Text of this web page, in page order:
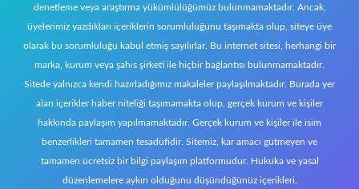
denetleme veya araştırma yükümlülüğümüz bulunmamaktadır. Ancak,
üyelerimiz yazdıkları içeriklerin sorumluluğunu taşımakta olup, siteye üye
olarak bu sorumluluğu kabul etmiş sayılırlar. Bu internet sitesi, herhangi bir
marka, kurum veya şahıs şirketi ile hiçbir bağlantısı bulunmamaktadır.
Sitede yalnızca kendi hazırladığımız makaleler paylaşılmaktadır. Burada yer
alan içerikler haber niteliği taşımamakta olup, gerçek kurum ve kişiler
hakkında paylaşım yapılmamaktadır. Gerçek kurum ve kişiler ile isim
benzerlikleri tamamen tesadüfidir. Sitemiz, kar amacı gütmeyen ve
tamamen ücretsiz bir bilgi paylaşım platformudur. Hukuka ve yasal
düzenlemelere aykırı olduğunu düşündüğünüz içerikleri,